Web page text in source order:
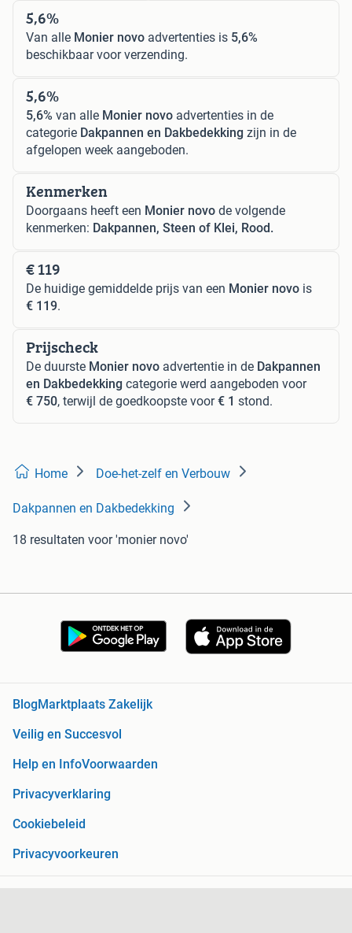
5,6%
Van alle Monier novo advertenties is 5,6%
beschikbaar voor verzending.
5,6%
5,6% van alle Monier novo advertenties in de
categorie Dakpannen en Dakbedekking zijn in de
afgelopen week aangeboden.
Kenmerken
Doorgaans heeft een Monier novo de volgende
kenmerken: Dakpannen, Steen of Klei, Rood.
€ 119
De huidige gemiddelde prijs van een Monier novo is
€ 119.
Prijscheck
De duurste Monier novo advertentie in de Dakpannen
en Dakbedekking categorie werd aangeboden voor
€ 750, terwijl de goedkoopste voor€ 1 stond.
Home Doe-het-zelf en Verbouw
Dakpannen en Dakbedekking
18 resultaten voor 'monier novo'
BlogMarktplaats Zakelijk
Veilig en Succesvol
Help en InfoVoorwaarden
Privacyverklaring
Cookiebeleid
Privacyvoorkeuren